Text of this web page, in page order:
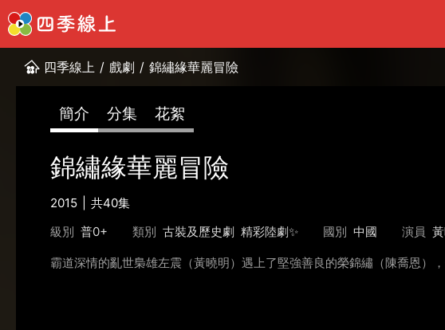
四季線上 / 戲劇 / 錦繡緣華麗冒險
簡介 分集 花絮
錦繡緣華麗冒險
2015
共40集
級別 普0+ 類別 古裝及歷史劇 精彩陸劇✨ 國別 中國 演員
霸道深情的亂世梟雄左震（黃曉明）遇上了堅強善良的榮錦繡（陳喬恩）